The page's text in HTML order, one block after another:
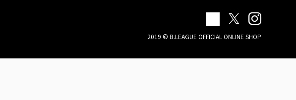
2019 © B.LEAGUE OFFICIAL ONLINE SHOP